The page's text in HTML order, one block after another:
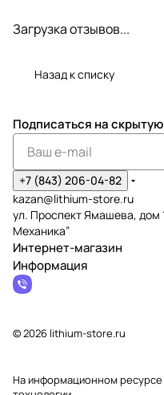
Загрузка отзывов...
Назад к списку
Подписаться на
+7 (843) 206-04-82
kazan@lithium-store.ru
ул. Проспект Ямашева, дом
Механика”
Интернет-магазин
Информация
© 2026 lithium-store.ru
На информационном